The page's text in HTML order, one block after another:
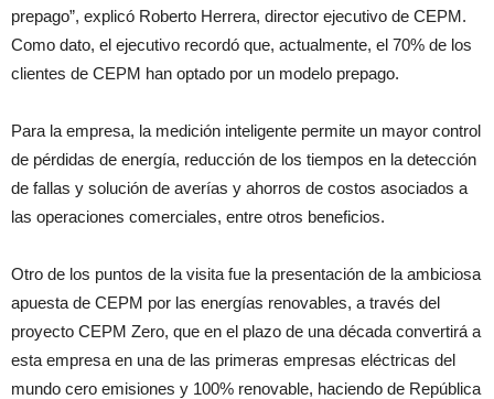
prepago”, explicó Roberto Herrera, director ejecutivo de CEPM.
Como dato, el ejecutivo recordó que, actualmente, el 70% de los
clientes de CEPM han optado por un modelo prepago.
Para la empresa, la medición inteligente permite un mayor control
de pérdidas de energía, reducción de los tiempos en la detección
de fallas y solución de averías y ahorros de costos asociados a
las operaciones comerciales, entre otros beneficios.
Otro de los puntos de la visita fue la presentación de la ambiciosa
apuesta de CEPM por las energías renovables, a través del
proyecto CEPM Zero, que en el plazo de una década convertirá a
esta empresa en una de las primeras empresas eléctricas del
mundo cero emisiones y 100% renovable, haciendo de República